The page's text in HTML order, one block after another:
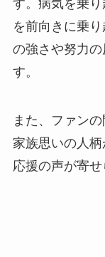
す。病気を乗
を前向きに乗
の強さや努力
す。
また、ファン
家族思いの人
応援の声が寄せ